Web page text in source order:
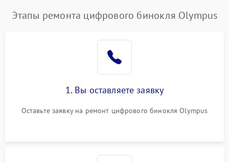
Этапы ремонта цифрового бинокля Olympus
1. Вы оставляете заявку
Оставьте заявку на ремонт цифрового бинокля Olympus